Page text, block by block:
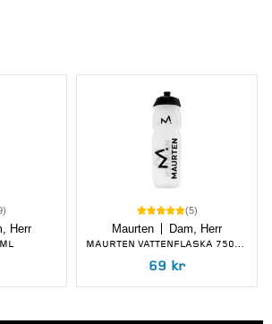
)
Herr
(5)
Maurten Dam, Herr
MAURTEN VATTENFLASKA 750ML
69 kr